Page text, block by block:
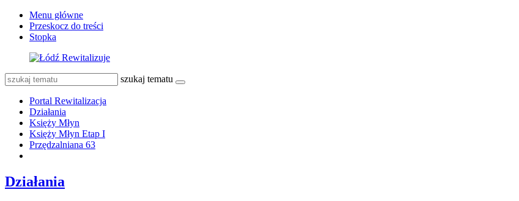
Menu główne
Przeskocz do treści
Stopka
szukaj tematu
Portal Rewitalizacja
Działania
Księży Młyn
Księży Młyn Etap I
Przędzalniana 63
Działania